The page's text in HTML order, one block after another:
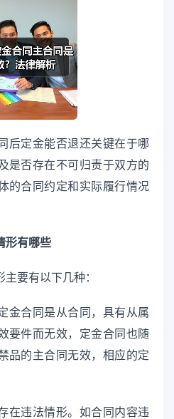
后定金能否退还关键在于哪
是否存在不可归责于双方的
的合同约定和实际履行情况
形有哪些
要有以下几种：
金合同是从合同，具有从属
要件而无效，定金合同也随
品的主合同无效，相应的定
在违法情形。如合同内容违